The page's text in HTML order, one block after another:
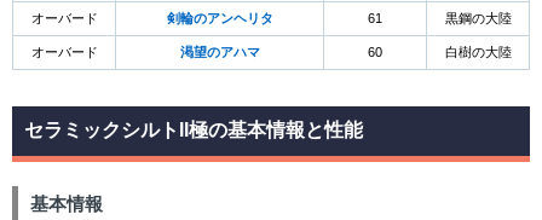
オーバード 剣輪のアンヘリタ 61 黒鋼の大陸
オーバード 渇望のアハマ 60 白樹の大陸
セラミックシルトII極の基本情報と性能
基本情報